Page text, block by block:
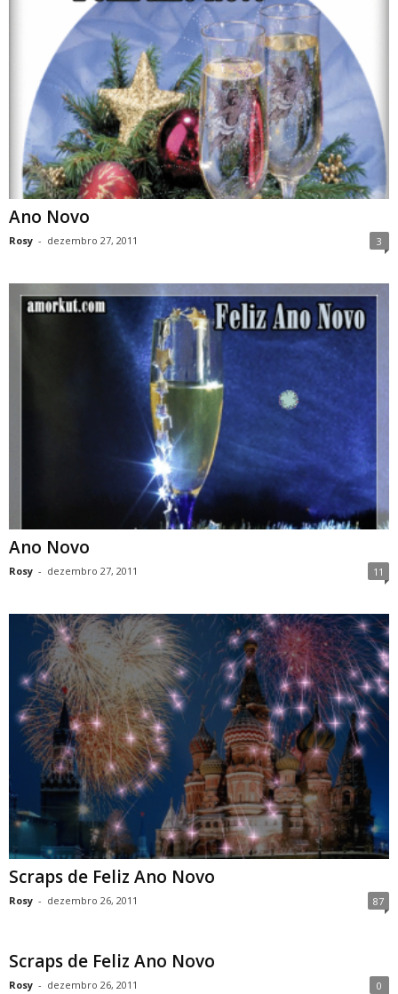
Ano Novo
Rosy - dezembro 27, 2011 3
Ano Novo
Rosy - dezembro 27, 2011 11
Scraps de Feliz Ano Novo
Rosy - dezembro 26, 2011 87
Scraps de Feliz Ano Novo
Rosy - dezembro 26, 2011 0